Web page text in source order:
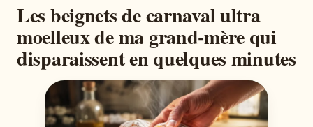
Les beignets de carnaval ultra
moelleux de ma grand-mère qui
disparaissent en quelques minutes